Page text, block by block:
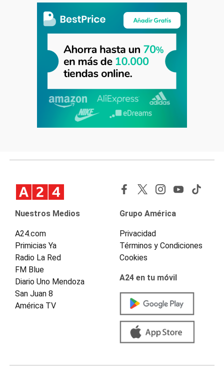
Nuestros Medios
A24.com
Primicias Ya
Radio La Red
FM Blue
Diario Uno Mendoza
San Juan 8
América TV
Grupo América
Privacidad
Términos y Condiciones
Cookies
A24 en tu móvil